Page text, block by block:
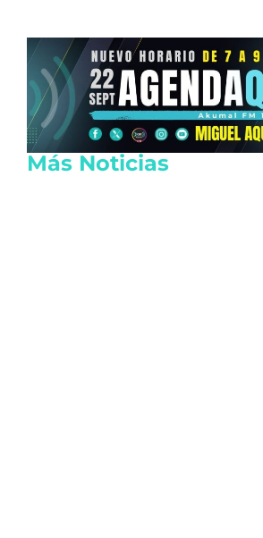
Más Noticias